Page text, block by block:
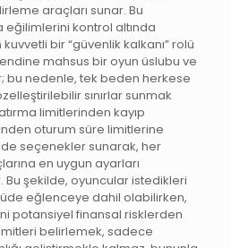
araçları sunar. Bu
kontrol altında
bir “güvenlik kalkanı” rolü
mahsus bir oyun üslubu ve
bu nedenle, tek beden herkese
sınırlar sunmak
limitlerinden kayıp
oturum süre limitlerine
seçenekler sunarak, her
en uygun ayarları
Bu şekilde, oyuncular istedikleri
eğlenceye dahil olabilirken,
potansiyel finansal risklerden
belirlemek, sadece